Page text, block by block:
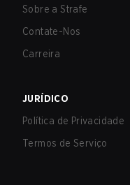
Sobre a Strafe
Contate-Nos
Carreira
JURÍDICO
Política de Privacidade
Termos de Serviço